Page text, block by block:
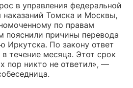
в управления федеральной
Томска и Москвы,
по правам
пояснили причины перевода
Иркутска. По закону ответ
течение месяца. Этот срок
пор никто не ответил», —